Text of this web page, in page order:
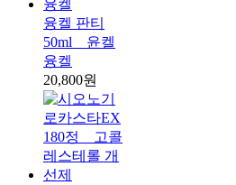
융켈 판티
50ml _ 윤켈
융켈
20,800원